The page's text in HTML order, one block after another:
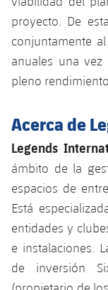
Calendario
Resultados
Fotos
Voleibol
Voleibol
Apúntate
Carnet de
PLUSICON
MÁS
League of
eFootball
proyecto. De
conjuntamente
anuales una
pleno rendimiento.
Acerca de
Legends
ámbito de la
espacios de
Está
entidades y
e instalaciones.
de inversión